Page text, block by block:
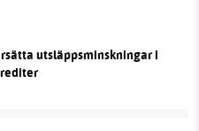
utsläppsminskningar i